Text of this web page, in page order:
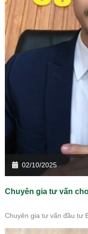
02/10/2025
Chuyên gia tư vấn
Chuyên gia tư vấn đầu tư